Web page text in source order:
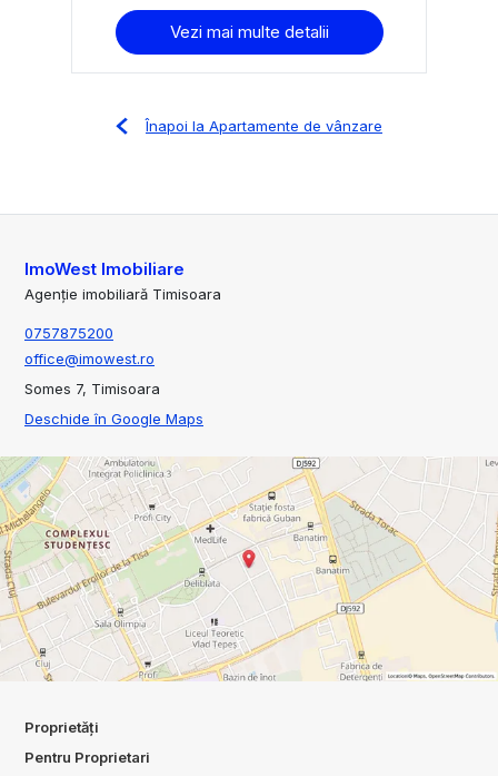
Vezi mai multe detalii
Înapoi la Apartamente de vânzare
ImoWest Imobiliare
Agenție imobiliară Timisoara
0757875200
office@imowest.ro
Somes 7, Timisoara
Deschide în Google Maps
Proprietăți
Pentru Proprietari